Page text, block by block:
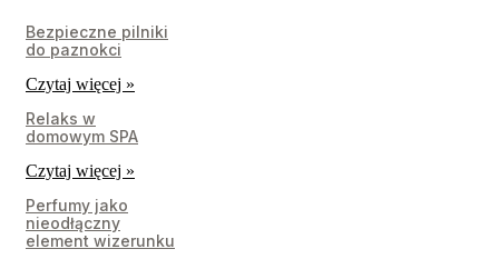
Bezpieczne pilniki
do paznokci
Czytaj więcej »
Relaks w
domowym SPA
Czytaj więcej »
Perfumy jako
nieodłączny
element wizerunku